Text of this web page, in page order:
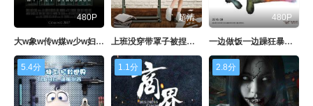
480P
大w象w传w媒w少w妇w 小说
超清
上班没穿带罩子被捏韩剧
480P
一边做饭一边躁狂暴躁网站
5.4分 1.1分 2.8分